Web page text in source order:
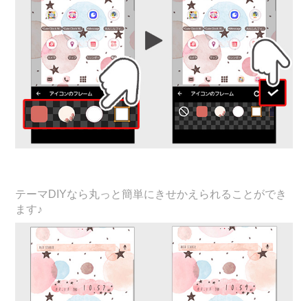
テーマDIYなら丸っと簡単にきせかえられることができ
ます♪